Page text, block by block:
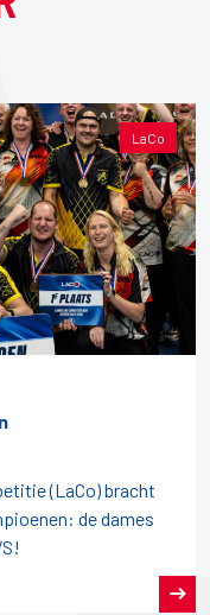
LaCo
(LaCo) bracht
de dames